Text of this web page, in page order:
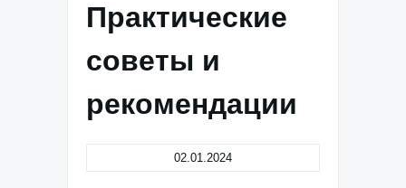
Практические
советы и
рекомендации
02.01.2024